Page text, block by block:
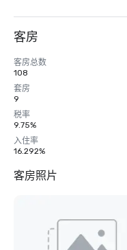
客房
客房总数
108
套房
9
税率
9.75%
入住率
16.292%
客房照片